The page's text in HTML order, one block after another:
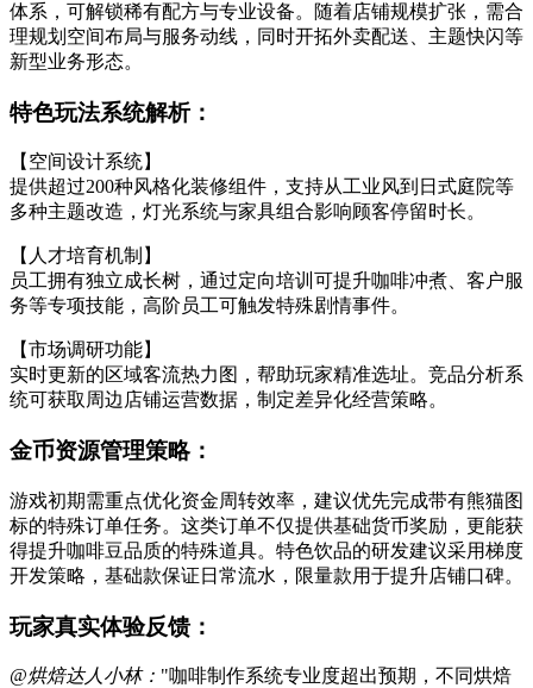
体系，可解锁稀有配方与专业设备。随着店铺规模扩张，需合
理规划空间布局与服务动线，同时开拓外卖配送、主题快闪等
新型业务形态。
特色玩法系统解析：
【空间设计系统】
提供超过200种风格化装修组件，支持从工业风到日式庭院等
多种主题改造，灯光系统与家具组合影响顾客停留时长。
【人才培育机制】
员工拥有独立成长树，通过定向培训可提升咖啡冲煮、客户服
务等专项技能，高阶员工可触发特殊剧情事件。
【市场调研功能】
实时更新的区域客流热力图，帮助玩家精准选址。竞品分析系
统可获取周边店铺运营数据，制定差异化经营策略。
金币资源管理策略：
游戏初期需重点优化资金周转效率，建议优先完成带有熊猫图
标的特殊订单任务。这类订单不仅提供基础货币奖励，更能获
得提升咖啡豆品质的特殊道具。特色饮品的研发建议采用梯度
开发策略，基础款保证日常流水，限量款用于提升店铺口碑。
玩家真实体验反馈：
@烘焙达人小林： "咖啡制作系统专业度超出预期，不同烘焙